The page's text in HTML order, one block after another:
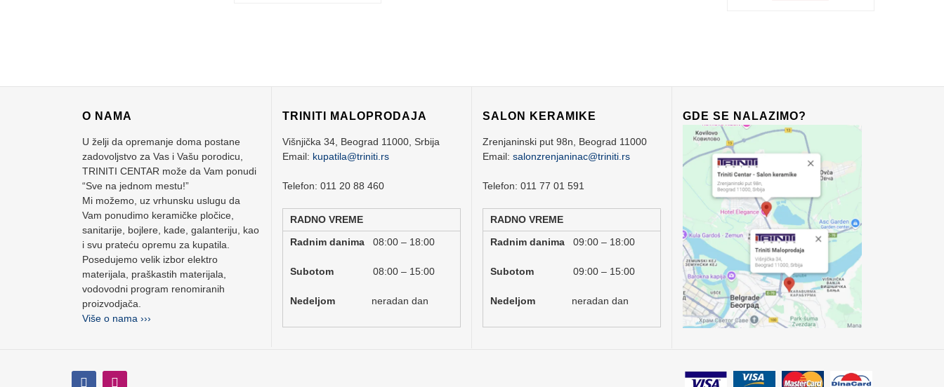
O NAMA
U želji da opremanje doma postane
zadovoljstvo za Vas i Vašu porodicu,
TRINITI CENTAR može da Vam ponudi
“Sve na jednom mestu!”
Mi možemo, uz vrhunsku uslugu da
Vam ponudimo keramičke pločice,
sanitarije, bojlere, kade, galanteriju, kao
i svu prateću opremu za kupatila.
Posedujemo velik izbor elektro
materijala, praškastih materijala,
vodovodni program renomiranih
proizvodjača.
Više o nama ›››
TRINITI MALOPRODAJA
Višnjička 34, Beograd 11000, Srbija
Email: kupatila@triniti.rs
Telefon: 011 20 88 460
RADNO VREME
Radnim danima 08:00 – 18:00
Subotom 08:00 – 15:00
Nedeljom neradan dan
SALON KERAMIKE
Zrenjaninski put 98n, Beograd 11000
Email: salonzrenjaninac@triniti.rs
Telefon: 011 77 01 591
RADNO VREME
Radnim danima 09:00 – 18:00
Subotom 09:00 – 15:00
Nedeljom neradan dan
GDE SE NALAZIMO?